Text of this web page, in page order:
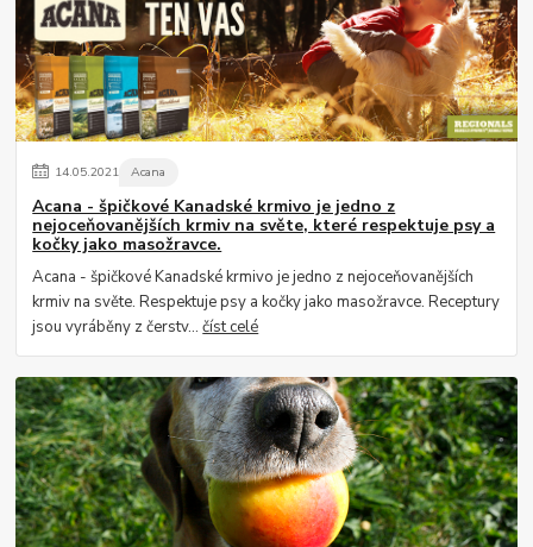
14.05.2021 Acana
Acana - špičkové Kanadské krmivo je jedno z
nejoceňovanějších krmiv na světe, které respektuje psy a
kočky jako masožravce.
Acana - špičkové Kanadské krmivo je jedno z nejoceňovanějších
krmiv na světe. Respektuje psy a kočky jako masožravce. Receptury
jsou vyráběny z čerstv...číst celé